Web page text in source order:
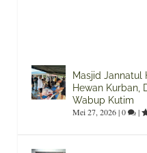
Masjid Jannatul
Hewan Kurban,
Wabup Kutim
Mei 27, 2026|0 |